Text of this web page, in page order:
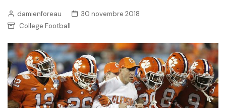
damienforeau
30 novembre 2018
College Football